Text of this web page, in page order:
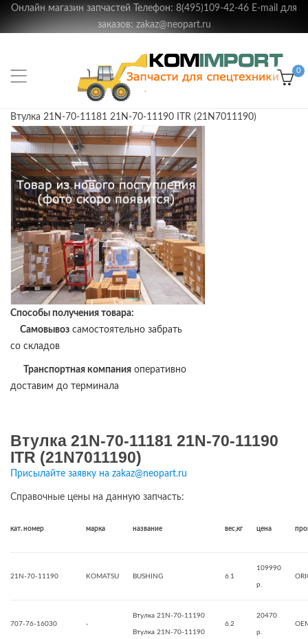
Онлайн магазин запчастей Телефон: 8(495)109-42-46 E-mail для
заказов: zakaz@neopart.ru
0
Втулка 21N-70-11181 21N-70-11190 ITR (21N7011190)
Способы получения товара:
Самовывоз самостоятельно забрать
со складов
Транспортная компания оперативно
доставим до терминала
Втулка 21N-70-11181 21N-70-11190
ITR (21N7011190)
Присылайте заявку на zakaz@neopart.ru
Справочные цены на данную запчасть:
кат. номер марка название вес,кг цена
21N-70-11190 KOMATSU BUSHING 6.1
109990
р.
707-76-16030 -
Втулка 21N-70-11190
Втулка 21N-70-11190
6.2
20470
р.